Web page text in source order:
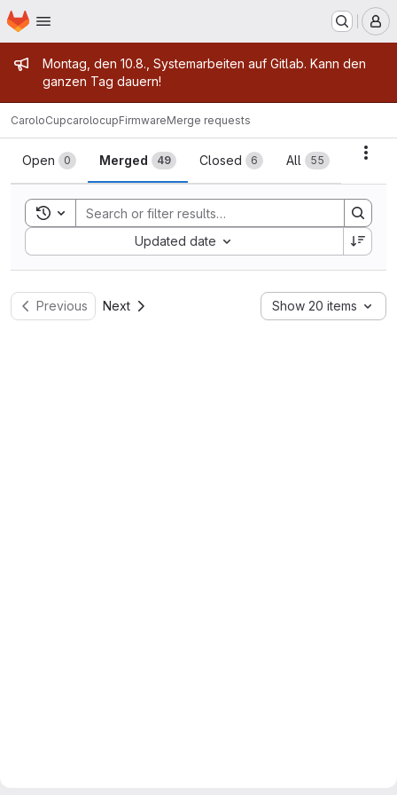
Skip to main content
Homepage
Admin message
Montag, den 10.8., Systemarbeiten auf Gitlab. Kann den
ganzen Tag dauern!
CaroloCupcarolocupFirmwareMerge requests
Merge requests
Open 0 Merged 49 Closed 6 All 55
Toggle search history
Updated date
Sort by:
Previous Next Show 20 items